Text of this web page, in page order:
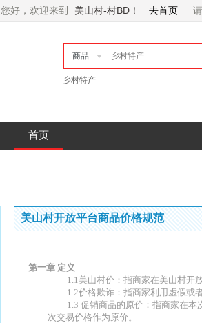
您好，欢迎来到 美山村-村BD！ 去首页
商品
乡村特产
首页
美山村开放平台商品价格规范
第一章 定义
1.1美山村价：指商家在美山村开
1.2价格欺诈：指商家利用虚假或
1.3 促销商品的原价：指商家在
次交易价格作为原价。